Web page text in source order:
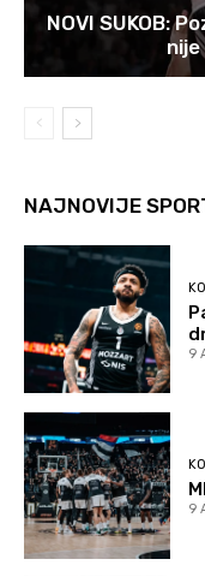
NOVI SUKOB:
NAJNOVIJE
9
9